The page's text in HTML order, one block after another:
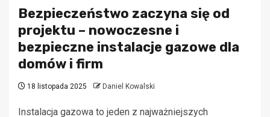
Bezpieczeństwo zaczyna się od
projektu – nowoczesne i
bezpieczne instalacje gazowe dla
domów i firm
18 listopada 2025 Daniel Kowalski
Instalacja gazowa to jeden z najważniejszych